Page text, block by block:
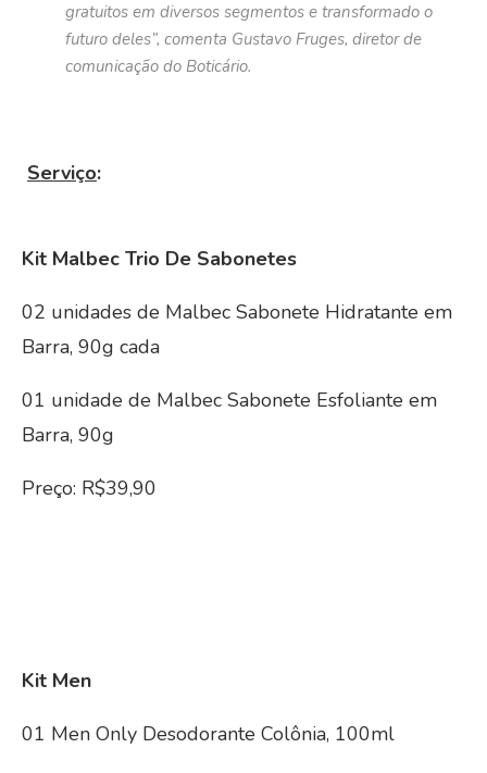
gratuitos em diversos segmentos e transformado o
futuro deles”, comenta Gustavo Fruges, diretor de
comunicação do Boticário.
Serviço:
Kit Malbec Trio De Sabonetes
02 unidades de Malbec Sabonete Hidratante em
Barra, 90g cada
01 unidade de Malbec Sabonete Esfoliante em
Barra, 90g
Preço: R$39,90
Kit Men
01 Men Only Desodorante Colônia, 100ml